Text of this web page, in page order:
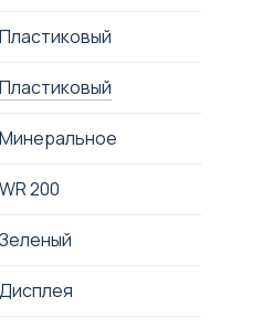
Пластиковый
Пластиковый
Минеральное
WR 200
Зеленый
Дисплея